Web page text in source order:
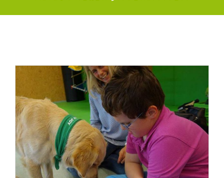
Therapiehunde-Teams bei Schritt für Schritt